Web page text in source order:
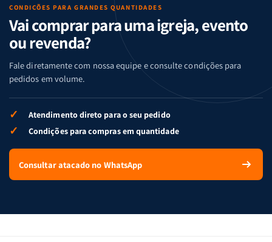
CONDIÇÕES PARA GRANDES QUANTIDADES
Vai comprar para uma igreja, evento
ou revenda?
Fale diretamente com nossa equipe e consulte condições para
pedidos em volume.
✓ Atendimento direto para o seu pedido
✓ Condições para compras em quantidade
Consultar atacado no WhatsApp